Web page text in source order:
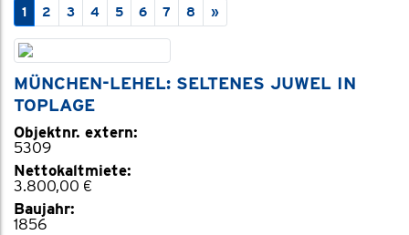
1(aktuelle Seite)
2 3 4 5 6 7 8 »Nächste Immobilien Seite
MÜNCHEN-LEHEL: SELTENES JUWEL IN
TOPLAGE
Objektnr. extern:
5309
Nettokaltmiete:
3.800,00 €
Baujahr:
1856